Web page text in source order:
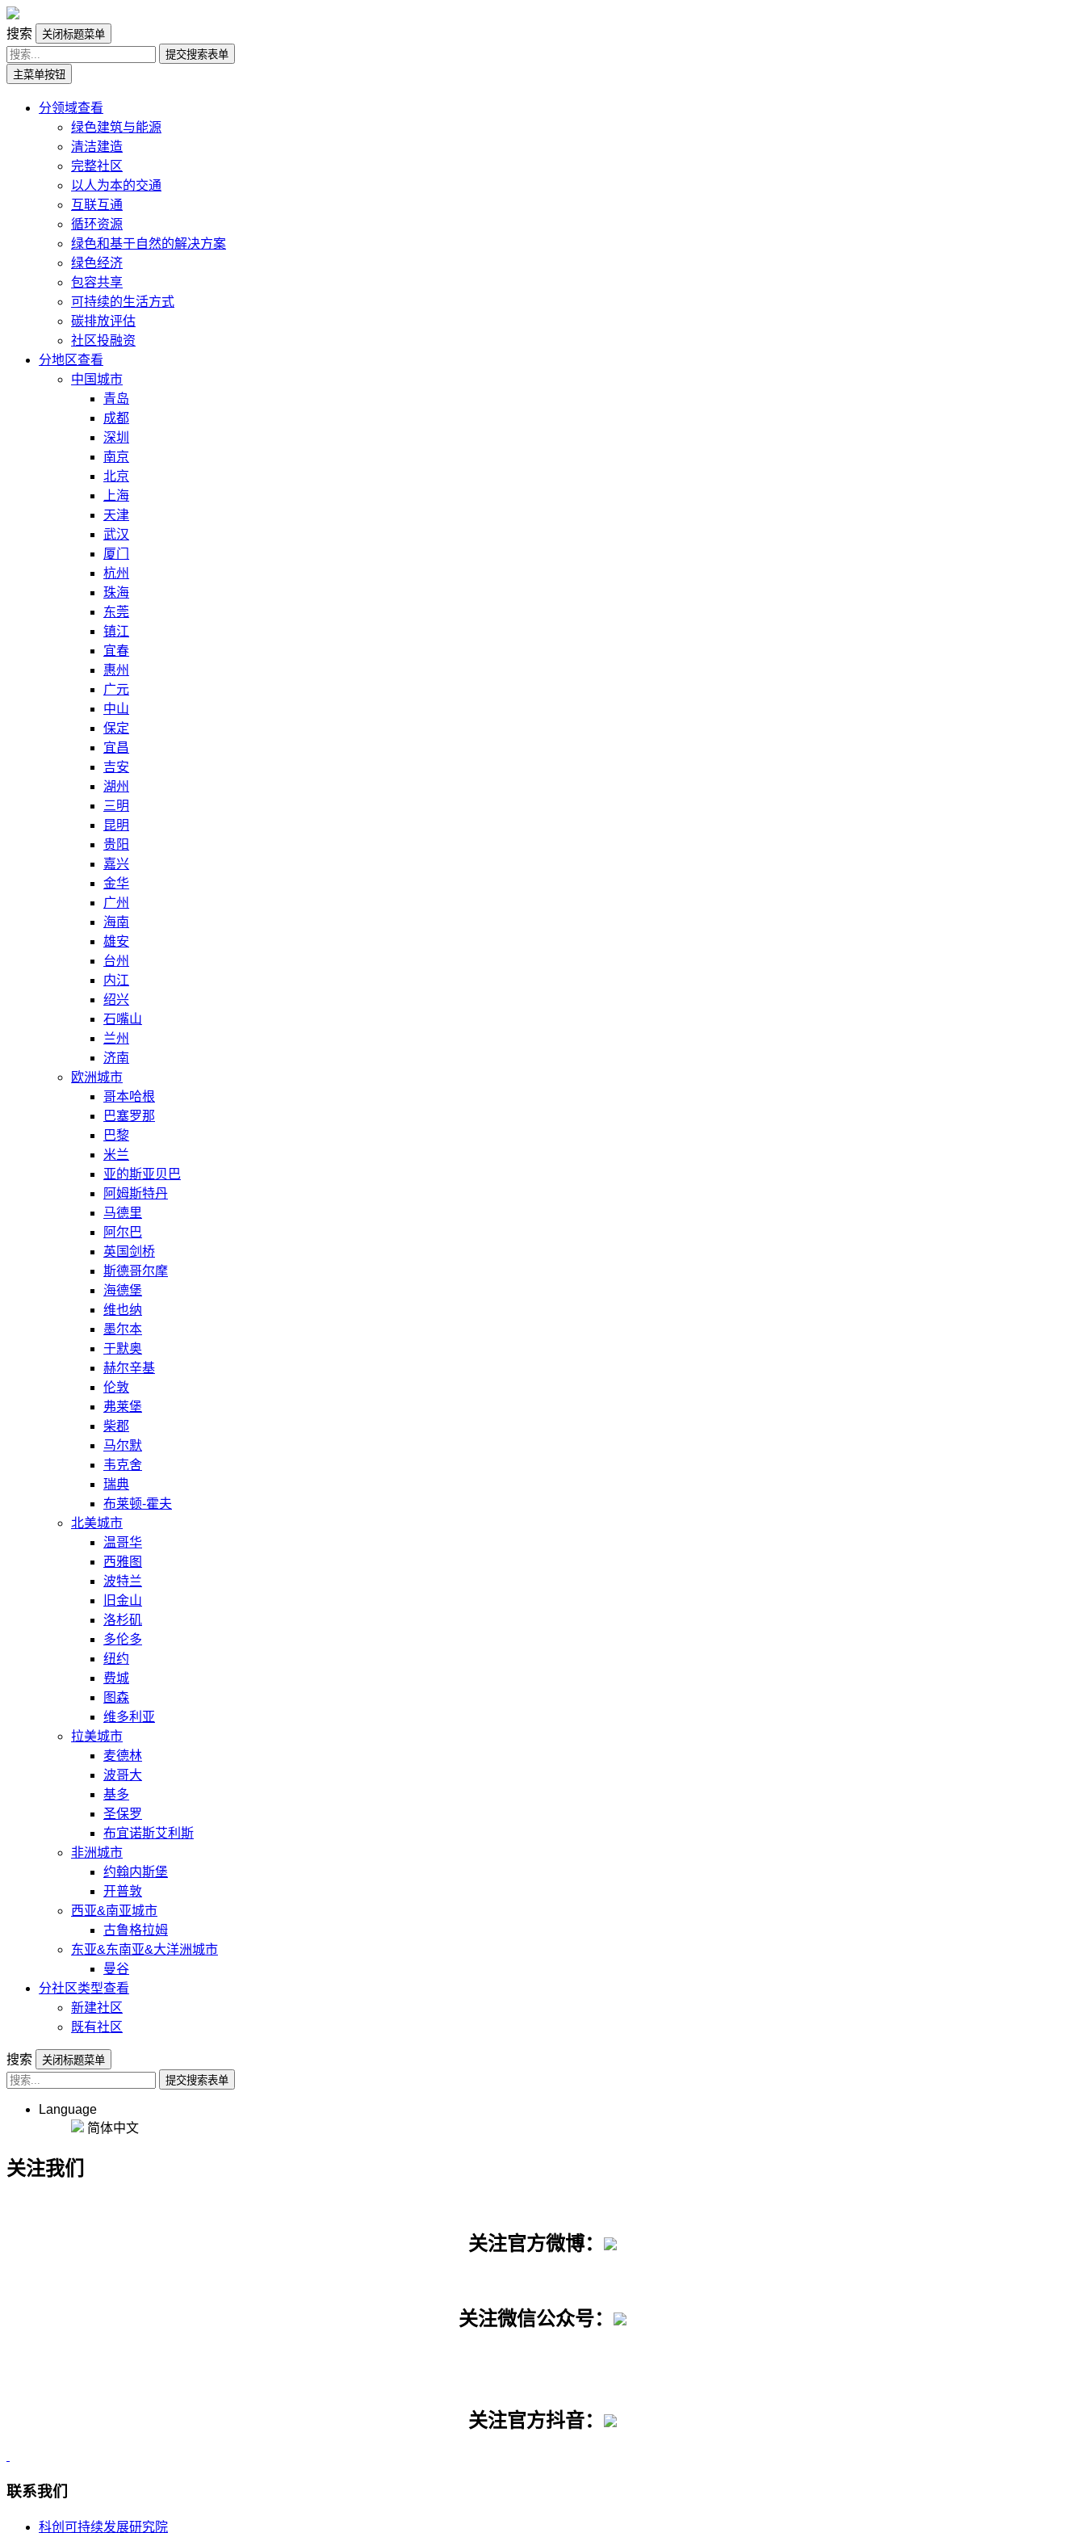
搜索
关闭标题菜单
提交搜索表单
主菜单按钮
分领域查看
绿色建筑与能源
清洁建造
完整社区
以人为本的交通
互联互通
循环资源
绿色和基于自然的解决方案
绿色经济
包容共享
可持续的生活方式
碳排放评估
社区投融资
分地区查看
中国城市
青岛
成都
深圳
南京
北京
上海
天津
武汉
厦门
杭州
珠海
东莞
镇江
宜春
惠州
广元
中山
保定
宜昌
吉安
湖州
三明
昆明
贵阳
嘉兴
金华
广州
海南
雄安
台州
内江
绍兴
石嘴山
兰州
济南
欧洲城市
哥本哈根
巴塞罗那
巴黎
米兰
亚的斯亚贝巴
阿姆斯特丹
马德里
阿尔巴
英国剑桥
斯德哥尔摩
海德堡
维也纳
墨尔本
于默奥
赫尔辛基
伦敦
弗莱堡
柴郡
马尔默
韦克舍
瑞典
布莱顿-霍夫
北美城市
温哥华
西雅图
波特兰
旧金山
洛杉矶
多伦多
纽约
费城
图森
维多利亚
拉美城市
麦德林
波哥大
基多
圣保罗
布宜诺斯艾利斯
非洲城市
约翰内斯堡
开普敦
西亚&南亚城市
古鲁格拉姆
东亚&东南亚&大洋洲城市
曼谷
分社区类型查看
新建社区
既有社区
搜索
关闭标题菜单
提交搜索表单
Language
简体中文
关注我们
关注官方微博：
关注微信公众号：
关注官方抖音：
联系我们
科创可持续发展研究院